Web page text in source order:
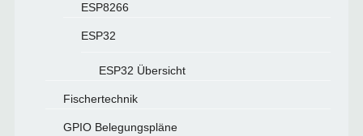
ESP8266
ESP32
ESP32 Übersicht
Fischertechnik
GPIO Belegungspläne